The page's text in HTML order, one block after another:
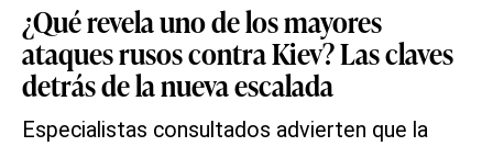
¿Qué revela uno de los mayores
ataques rusos contra Kiev? Las claves
detrás de la nueva escalada
Especialistas consultados advierten que la